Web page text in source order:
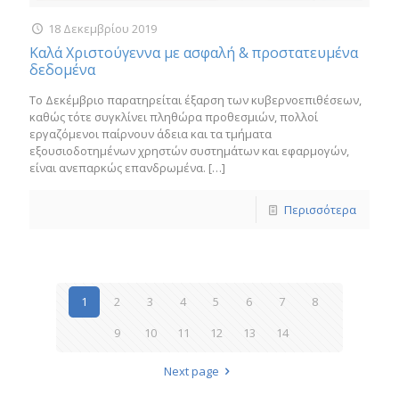
18 Δεκεμβρίου 2019
Καλά Χριστούγεννα με ασφαλή & προστατευμένα
δεδομένα
Το Δεκέμβριο παρατηρείται έξαρση των κυβερνοεπιθέσεων,
καθώς τότε συγκλίνει πληθώρα προθεσμιών, πολλοί
εργαζόμενοι παίρνουν άδεια και τα τμήματα
εξουσιοδοτημένων χρηστών συστημάτων και εφαρμογών,
είναι ανεπαρκώς επανδρωμένα. […]
Περισσότερα
1 2 3 4 5 6 7
8
9
10 11 12 13 14
Next page